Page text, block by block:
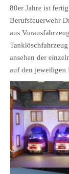
Galerie
Downloadbereich
Impressum
80er Jahre ist
Berufsfeuerwehr
aus
ansehen der
auf den jeweiligen